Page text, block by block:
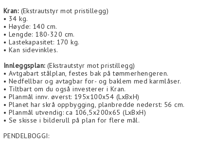
Kran: (Ekstrautstyr mot pristillegg)
• 34 kg.
• Høyde: 140 cm.
• Lengde: 180-320 cm.
• Lastekapasitet: 170 kg.
• Kan sidevinkles.
Innleggsplan:(Ekstrautstyr mot pristillegg)
• Avtgabart stålplan, festes bak på tømmerhengeren.
• Nedfellbar og avtagbar for- og baklem med karmlåser.
• Tiltbart om du også investerer i Kran.
• Planmål innv. øverst: 195x100x54 (LxBxH)
• Planet har skrå oppbygging, planbredde nederst: 56 cm.
• Planmål utvendig: ca 106,5x200x65 (LxBxH)
• Se skisse i bilderull på plan for flere mål.
PENDELBOGGI: